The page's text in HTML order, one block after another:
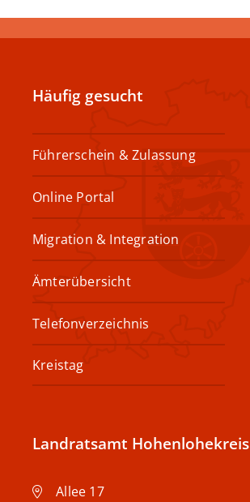
Häufig gesucht
Führerschein & Zulassung
Online Portal
Migration & Integration
Ämterübersicht
Telefonverzeichnis
Kreistag
Landratsamt Hohenlohekreis
Allee 17